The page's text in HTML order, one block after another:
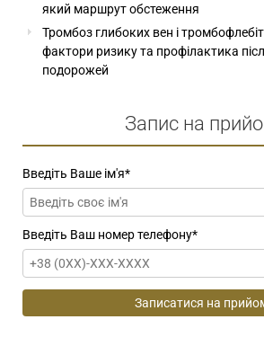
який маршрут обстеження
Тромбоз глибоких вен і
фактори ризику та профілактика
подорожей
Запис на
Введіть Ваше ім'я*
Введіть Ваш номер телефону*